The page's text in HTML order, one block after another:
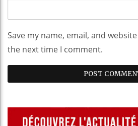
Save my name, email, and
the next time I comment.